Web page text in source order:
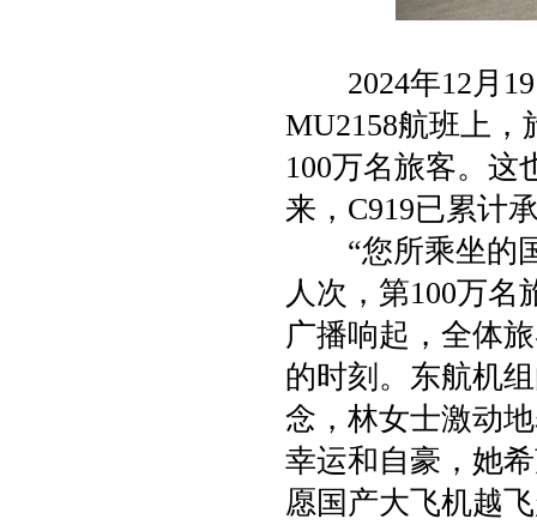
2024年12月19
MU2158航班上，
100万名旅客。这
来，C919已累计
“您所乘坐的国
人次，第100万
广播响起，全体
的时刻。东航机
念，林女士激动
幸运和自豪，她
愿国产大飞机越